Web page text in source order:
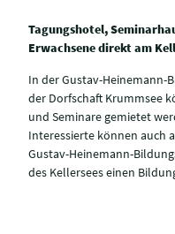
Tagungshotel,
Erwachsene direkt am
In der Gustav-Heinemann-
der Dorfschaft Krummsee
und Seminare gemietet
Interessierte können auch
Gustav-Heinemann-
des Kellersees einen